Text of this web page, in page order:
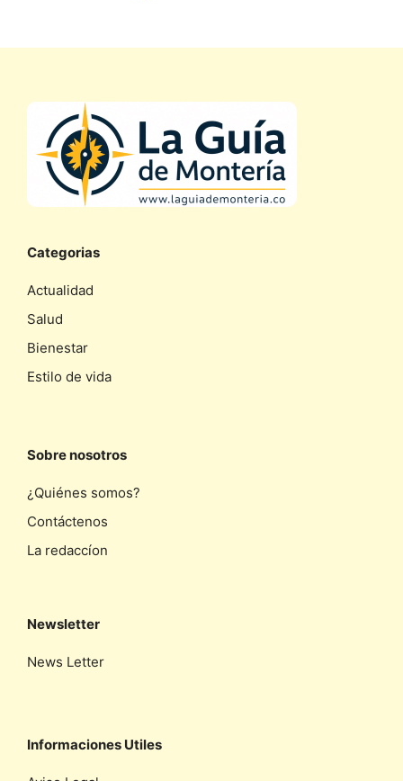
Categorias
Actualidad
Salud
Bienestar
Estilo de vida
Sobre nosotros
¿Quiénes somos?
Contáctenos
La redaccíon
Newsletter
News Letter
Informaciones Utiles